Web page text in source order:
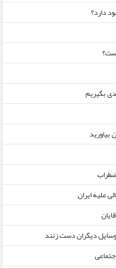
دارد؟
بگیریم
بیاورید
علیه ایران
وسایل دیگران دست زنند